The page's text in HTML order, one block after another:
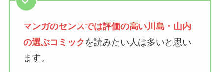
マンガのセンスでは評価の高い川島・山内
の選ぶコミック を読みたい人は多いと思い
ます。